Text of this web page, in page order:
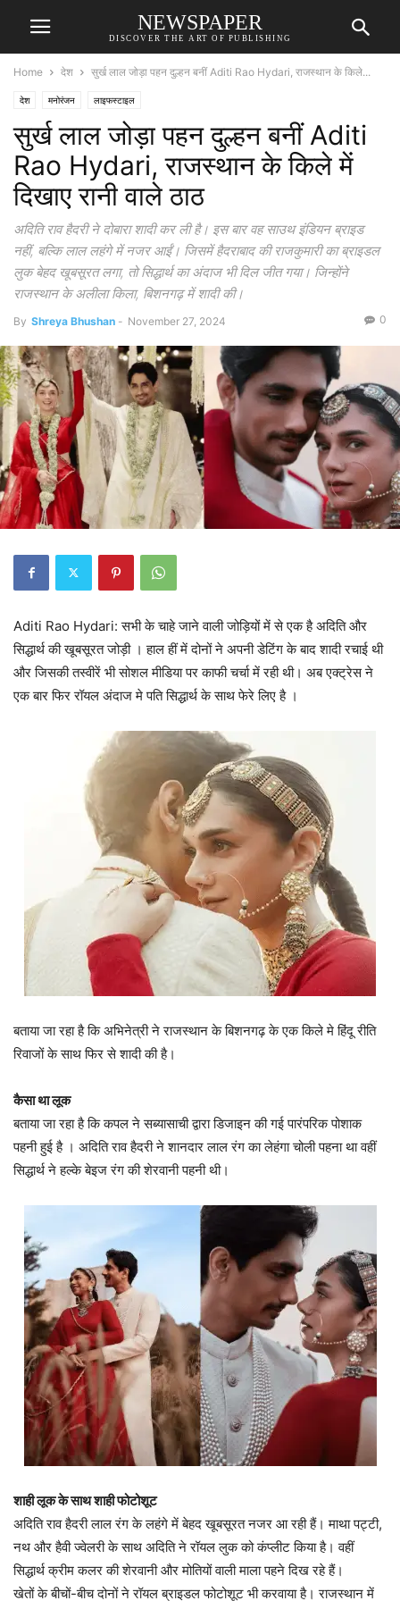
NEWSPAPER
DISCOVER THE ART OF PUBLISHING
Home देश सुर्ख लाल जोड़ा पहन दुल्हन बनीं Aditi Rao Hydari, राजस्थान के किले...
देश मनोरंजन लाइफस्टाइल
सुर्ख लाल जोड़ा पहन दुल्हन बनीं Aditi
Rao Hydari, राजस्थान के किले में
दिखाए रानी वाले ठाठ
अदिति राव हैदरी ने दोबारा शादी कर ली है। इस बार वह साउथ इंडियन ब्राइड
नहीं, बल्कि लाल लहंगे में नजर आईं। जिसमें हैदराबाद की राजकुमारी का ब्राइडल
लुक बेहद खूबसूरत लगा, तो सिद्धार्थ का अंदाज भी दिल जीत गया। जिन्होंने
राजस्थान के अलीला किला, बिशनगढ़ में शादी की।
By Shreya Bhushan - November 27, 2024 0
Aditi Rao Hydari: सभी के चाहे जाने वाली जोड़ियों में से एक है अदिति और
सिद्धार्थ की खूबसूरत जोड़ी । हाल हीं में दोनों ने अपनी डेटिंग के बाद शादी रचाई थी
और जिसकी तस्वीरें भी सोशल मीडिया पर काफी चर्चा में रही थी। अब एक्ट्रेस ने
एक बार फिर रॉयल अंदाज मे पति सिद्धार्थ के साथ फेरे लिए है ।
बताया जा रहा है कि अभिनेत्री ने राजस्थान के बिशनगढ़ के एक किले मे हिंदू रीति
रिवाजों के साथ फिर से शादी की है।
कैसा था लूक
बताया जा रहा है कि कपल ने सब्यासाची द्वारा डिजाइन की गई पारंपरिक पोशाक
पहनी हुई है । अदिति राव हैदरी ने शानदार लाल रंग का लेहंगा चोली पहना था वहीं
सिद्धार्थ ने हल्के बेइज रंग की शेरवानी पहनी थी।
शाही लूक के साथ शाही फोटोशूट
अदिति राव हैदरी लाल रंग के लहंगे में बेहद खूबसूरत नजर आ रही हैं। माथा पट्टी,
नथ और हैवी ज्वेलरी के साथ अदिति ने रॉयल लुक को कंप्लीट किया है। वहीं
सिद्धार्थ क्रीम कलर की शेरवानी और मोतियों वाली माला पहने दिख रहे हैं।
खेतों के बीचों-बीच दोनों ने रॉयल ब्राइडल फोटोशूट भी करवाया है। राजस्थान में